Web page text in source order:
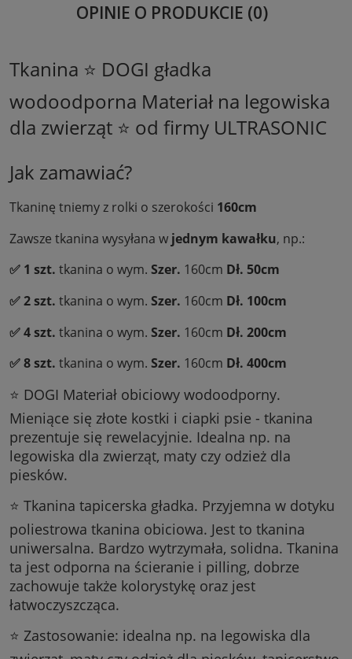
KOSZTÓW
OPINIE O PRODUKCIE (0)
Tkanina ⭐ DOGI gładka
wodoodporna Materiał na legowiska
dla zwierząt ⭐ od firmy ULTRASONIC
Jak zamawiać?
Tkaninę tniemy z rolki o szerokości 160cm
Zawsze tkanina wysyłana w jednym kawałku, np.:
✅ 1 szt. tkanina o wym. Szer. 160cm Dł. 50cm
✅ 2 szt. tkanina o wym. Szer. 160cm Dł. 100cm
✅ 4 szt. tkanina o wym. Szer. 160cm Dł. 200cm
✅ 8 szt. tkanina o wym. Szer. 160cm Dł. 400cm
⭐ DOGI Materiał obiciowy wodoodporny.
Mieniące się złote kostki i ciapki psie - tkanina
prezentuje się rewelacyjnie. Idealna np. na
legowiska dla zwierząt, maty czy odzież dla
piesków.
⭐ Tkanina tapicerska gładka. Przyjemna w dotyku
poliestrowa tkanina obiciowa. Jest to tkanina
uniwersalna. Bardzo wytrzymała, solidna. Tkanina
ta jest odporna na ścieranie i pilling, dobrze
zachowuje także kolorystykę oraz jest
łatwoczyszcząca.
⭐ Zastosowanie: idealna np. na legowiska dla